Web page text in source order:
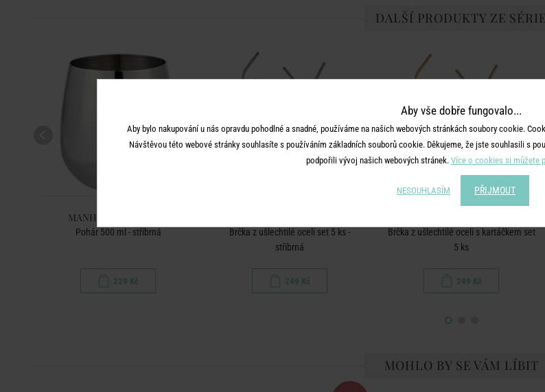
DALŠÍ PRODUKTY ZE SÉRIE
MANHATTAN LOUNGE
Pohár 500 ml - stříbrná
229 Kč
Brčka z ušlechtilé oceli set 5 ks -
stříbrná
249 Kč
Brčka z ušlechtilé oceli s kartáčkem set
5 ks
249 Kč
MOHLO BY SE VÁM LÍBIT
Aby vše dobře fungovalo...
Aby bylo nakupování u nás opravdu pohodlné a snadné, používáme na našich webových stránkách soubory cookie.
Návštěvou této webové stránky souhlasíte s používáním základních souborů cookie. Děkujeme, že jste souhlasili s
podpořili vývoj našich webových stránek. Více o cookies si můžete
NESOUHLASÍM PŘIJMOUT